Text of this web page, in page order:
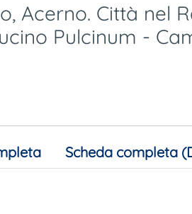
Acerno. Città nel
Pulcinum -
Scheda completa